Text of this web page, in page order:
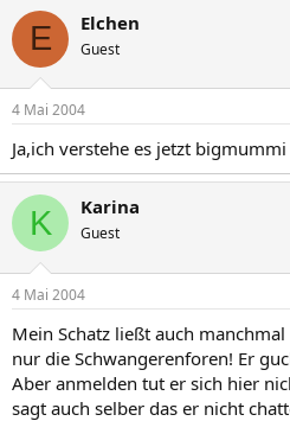
E Elchen
Guest
4 Mai 2004
Ja,ich verstehe es jetzt
K Karina
Guest
4 Mai 2004
Mein Schatz ließt auch
nur die Schwangerenforen! Er
Aber anmelden tut er sich hier
sagt auch selber das er nicht